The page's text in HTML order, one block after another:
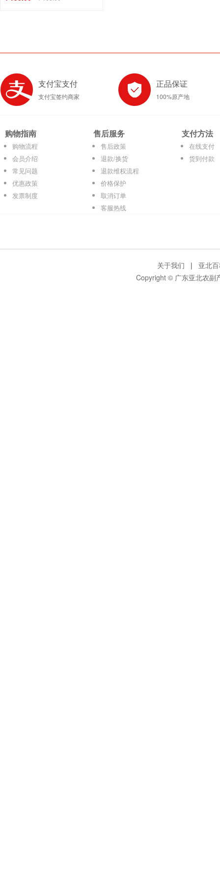
支付宝支付
支付宝签约商家
正品保证
100%原产地
购物指南
购物流程
会员介绍
常见问题
优惠政策
发票制度
售后服务
售后政策
退款/换货
退款维权流程
价格保护
取消订单
客服热线
支付方法
在线支付
货到付款
关于我们 | 亚北
Copyright © 广东亚北农副